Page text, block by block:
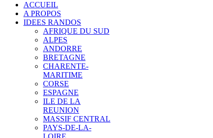
ACCUEIL
A PROPOS
IDEES RANDOS
AFRIQUE DU SUD
ALPES
ANDORRE
BRETAGNE
CHARENTE-
MARITIME
CORSE
ESPAGNE
ILE DE LA
REUNION
MASSIF CENTRAL
PAYS-DE-LA-
LOIRE